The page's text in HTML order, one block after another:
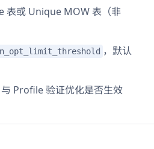
表或 Unique MOW 表（非
，默认
Profile 验证优化是否生效